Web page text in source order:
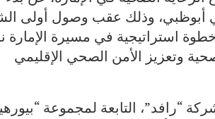
في أبوظبي، وذلك عقب وصول أولى
استراتيجية في مسيرة الإمارة
وتعزيز الأمن الصحي الإقليمي
“رافد”، التابعة لمجموعة